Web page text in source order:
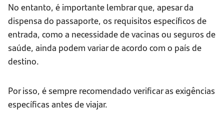
No entanto, é importante lembrar que, apesar da
dispensa do passaporte, os requisitos específicos de
entrada, como a necessidade de vacinas ou seguros de
saúde, ainda podem variar de acordo com o país de
destino.
Por isso, é sempre recomendado verificar as exigências
específicas antes de viajar.